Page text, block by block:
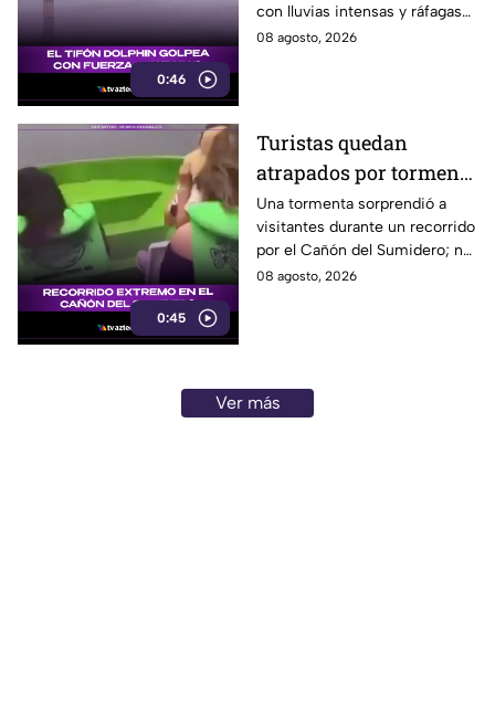
0:46
con lluvias intensas y ráfagas
de hasta 157 kilómetros por
08 agosto, 2026
0:45
Turistas quedan
atrapados por tormenta
en el Cañón del
Sumidero
Una tormenta sorprendió a
visitantes durante un recorrido
por el Cañón del Sumidero; no
se reportaron personas heridas
08 agosto, 2026
Ver más